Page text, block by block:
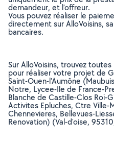
demandeur, et l’offreur.
Vous pouvez réaliser le
directement sur AlloVoisins,
bancaires.
Sur AlloVoisins, trouvez
pour réaliser votre projet de
Saint-Ouen-l'Aumône
Notre, Lycee-Ile de France-
Blanche de Castille-Clos Roi-
Activites Epluches, Ctre Ville-
Chennevieres, Bellevues-
Renovation) (Val-d'oise,